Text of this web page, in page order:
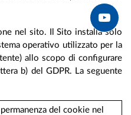
nel sito. Il Sito installa solo
operativo utilizzato per la
allo scopo di configurare
b) del GDPR. La seguente
del cookie nel